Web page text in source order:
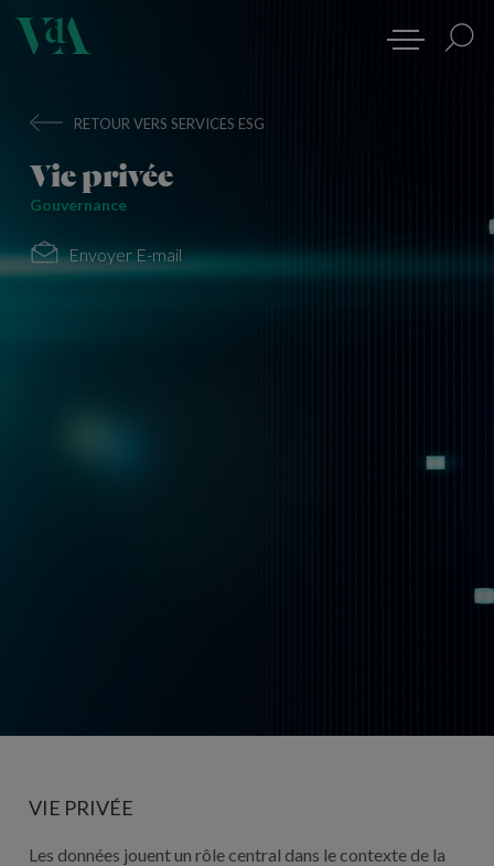
RETOUR VERS SERVICES ESG
Vie privée
Gouvernance
Envoyer E-mail
VIE PRIVÉE
Les données jouent un rôle central dans le contexte de la